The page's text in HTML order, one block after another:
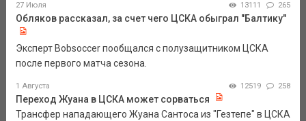
27 Июля 13111 265
Обляков рассказал, за счет чего ЦСКА обыграл "Балтику"
Эксперт Bobsoccer пообщался с полузащитником ЦСКА
после первого матча сезона.
1 Августа 12519 258
Переход Жуана в ЦСКА может сорваться
Трансфер нападающего Жуана Сантоса из "Гезтепе" в ЦСКА